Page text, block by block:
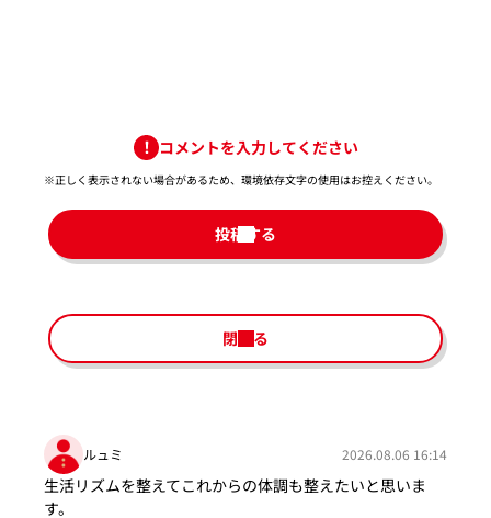
コメントを入力してください
※正しく表示されない場合があるため、環境依存文字の使用はお控えください。​
投稿する
閉じる
ルュミ 2026.08.06 16:14
生活リズムを整えてこれからの体調も整えたいと思いま
す。